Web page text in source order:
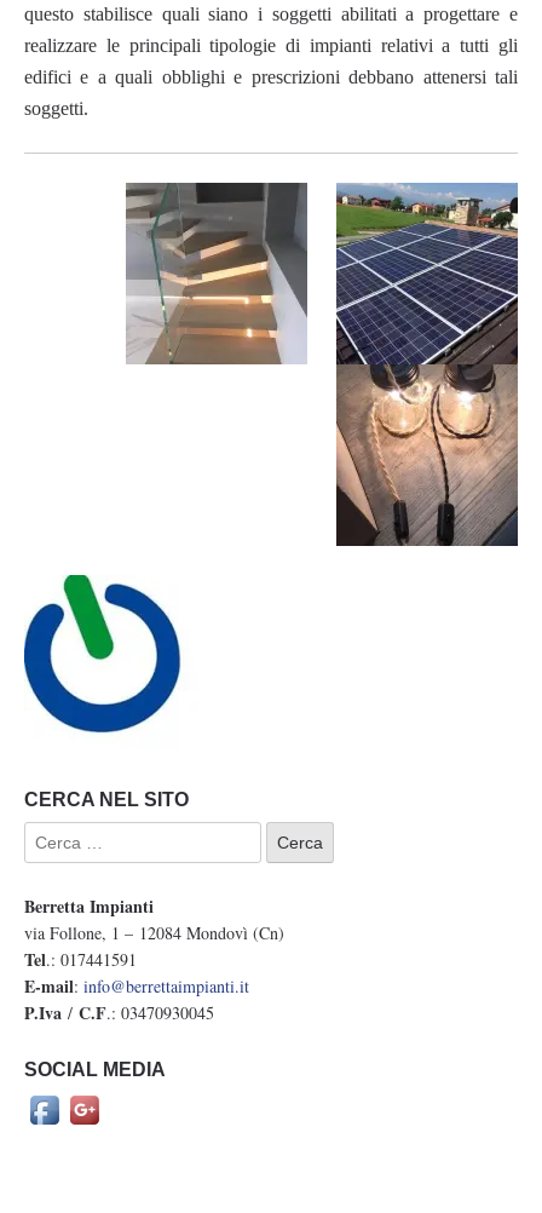
questo stabilisce quali siano i soggetti abilitati a progettare e
realizzare le principali tipologie di impianti relativi a tutti gli
edifici e a quali obblighi e prescrizioni debbano attenersi tali
soggetti.
CERCA NEL SITO
Berretta Impianti
via Follone, 1 – 12084 Mondovì (Cn)
Tel.: 017441591
E-mail: info@berrettaimpianti.it
P.Iva / C.F.: 03470930045
SOCIAL MEDIA